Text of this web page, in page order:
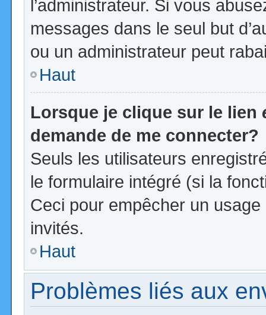
l’administrateur. Si vous
messages dans le seul but
ou un administrateur peut
Haut
Lorsque je clique sur le lien
demande de me connecter?
Seuls les utilisateurs
le formulaire intégré (si la
Ceci pour empêcher un
invités.
Haut
Problèmes liés aux